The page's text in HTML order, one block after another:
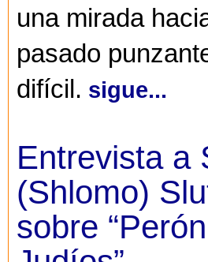
una mirada
pasado
difícil. sigue...
Entrevista a
(Shlomo)
sobre